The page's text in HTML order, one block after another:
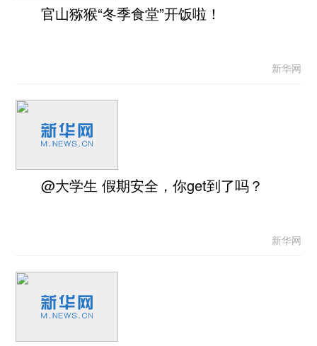
官山猕猴“冬季食堂”开饭啦！
新华网
@大学生 假期安全，你get到了吗？
新华网